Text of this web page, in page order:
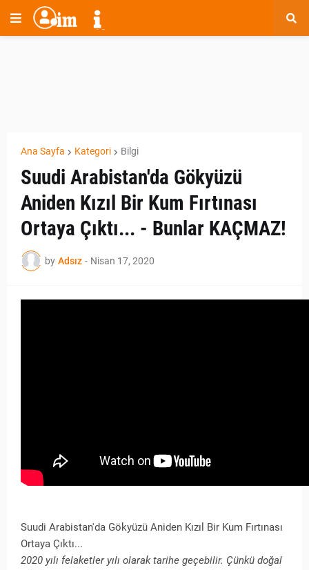
Ana Sayfa Kategori Bilgi
Suudi Arabistan'da Gökyüzü
Aniden Kızıl Bir Kum Fırtınası
Ortaya Çıktı... - Bunlar KAÇMAZ!
by Adsız - Nisan 17, 2020
Suudi Arabistan'da Gökyüzü Aniden Kızıl Bir Kum Fırtınası
Ortaya Çıktı...
2020 yılı felaketler yılı olarak tarihe geçebilir. Çünkü doğal